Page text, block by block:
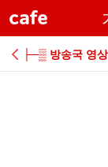
cafe
├─▒ 방송국 영상